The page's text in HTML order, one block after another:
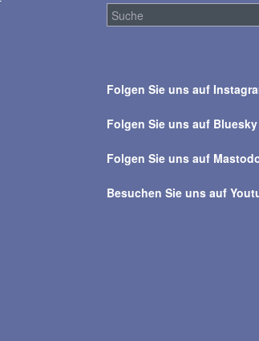
alle
Folgen Sie uns auf
Folgen Sie uns auf Bluesky
Folgen Sie uns auf
Besuchen Sie uns auf